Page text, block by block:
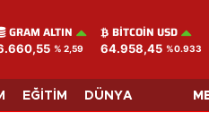
GRAM ALTIN
% 2,59
BITCOIN USD
64.958,45 %0.933
EĞİTİM DÜNYA